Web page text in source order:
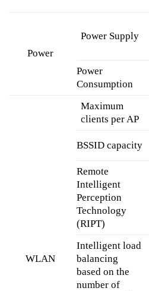
Power
Power Supply
Power
Consumption
WLAN
Maximum
clients per AP
BSSID capacity
Remote
Intelligent
Perception
Technology
(RIPT)
Intelligent load
balancing
based on the
number of